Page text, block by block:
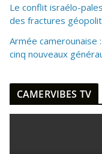
Le conflit israélo-
des fractures
Armée camerounaise
cinq nouveaux
CAMERVIBES TV